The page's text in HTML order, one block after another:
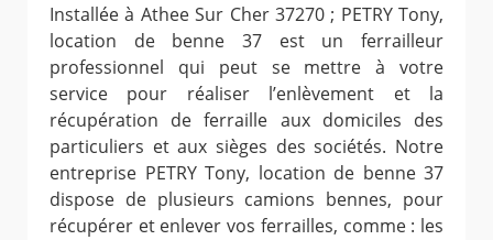
Installée à Athee Sur Cher 37270 ; PETRY Tony,
location de benne 37 est un ferrailleur
professionnel qui peut se mettre à votre
service pour réaliser l’enlèvement et la
récupération de ferraille aux domiciles des
particuliers et aux sièges des sociétés. Notre
entreprise PETRY Tony, location de benne 37
dispose de plusieurs camions bennes, pour
récupérer et enlever vos ferrailles, comme : les